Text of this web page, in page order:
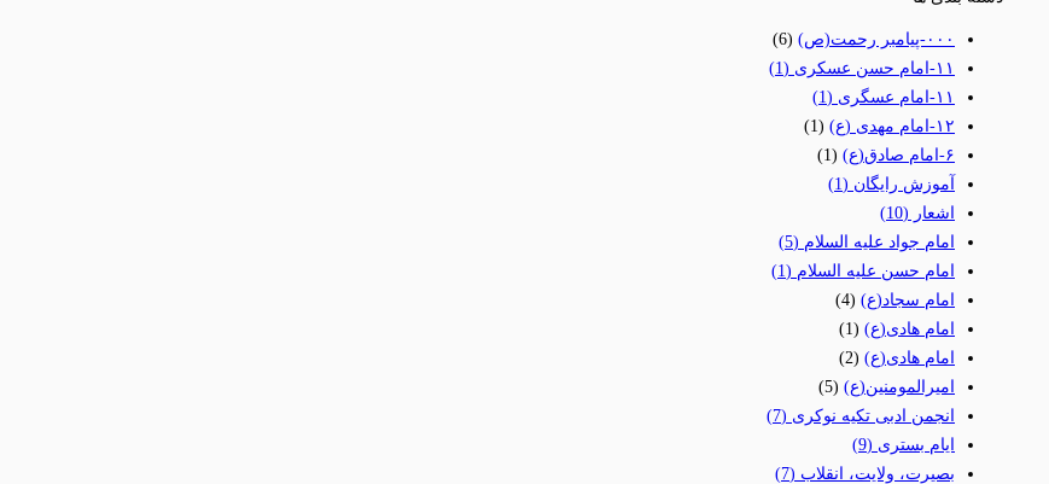
٠٠٠-پیامبر رحمت(ص)
(6)
١١-امام حسن عسکری
(1)
١١-امام عسگری
(1)
١٢-امام مهدی (ع)
(1)
۶-امام صادق(ع)
(1)
آموزش رایگان (1)
اشعار (10)
امام جواد علیه السلام (5)
امام حسن علیه السلام (1)
امام سجاد(ع) (4)
امام هادی(ع) (1)
امام هادی(ع) (2)
امیرالمومنین(ع) (5)
انجمن ادبی تکیه نوکری (7)
ایام بستری (9)
بصیرت، ولایت، انقلاب (7)